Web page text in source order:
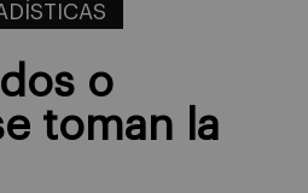
o
toman la